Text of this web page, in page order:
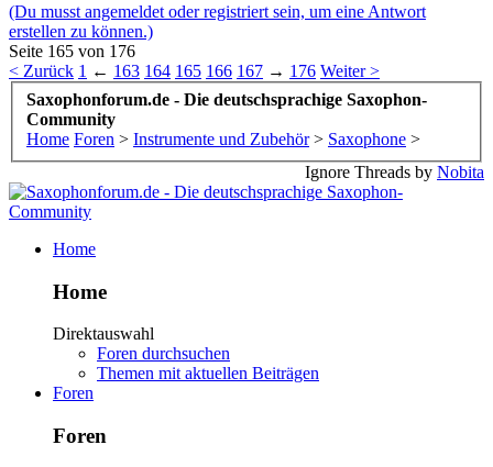
(Du musst angemeldet oder registriert sein, um eine Antwort
erstellen zu können.)
Seite 165 von 176
< Zurück 1 ← 163 164 165 166 167 → 176 Weiter >
Saxophonforum.de - Die deutschsprachige Saxophon-
Community
Home Foren > Instrumente und Zubehör > Saxophone >
Ignore Threads by Nobita
Home
Home
Direktauswahl
Foren durchsuchen
Themen mit aktuellen Beiträgen
Foren
Foren